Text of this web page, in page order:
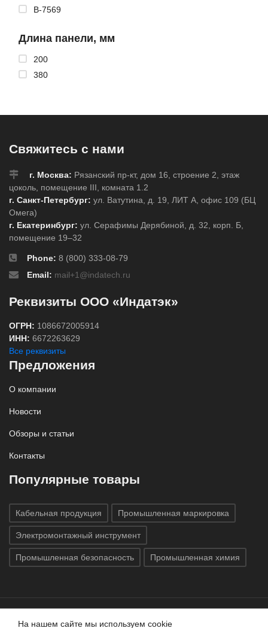
B-7569
Длина панели, мм
200
380
Свяжитесь с нами
г. Москва: Рязанский пр-кт, дом 16, строение 2, этаж
цоколь, помещение III, комната 1.2
г. Санкт-Петербург: ул. Ватутина, д. 19, ЛИТ А, офис 109 (БЦ
Омега)
г. Екатеринбург: ул. Серафимы Дерябиной, д. 32, корп. Б,
помещение 19–32
Phone: 8 (800) 333-08-79
Email: mail+1@indatech.ru
Реквизиты ООО «Индатэк»
ОГРН: 1086672005914
ИНН: 6672263629
Все реквизиты
Предложения
О компании
Новости
Обзоры и статьи
Контакты
Популярные товары
Кабельная продукция Промышленная маркировка
Электромонтажный инструмент
Промышленная безопасность Промышленная химия
На нашем сайте мы используем cookie